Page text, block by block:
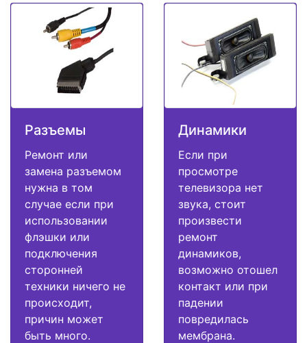
Разъемы
Ремонт или
замена разъемом
нужна в том
случае если при
использовании
флэшки или
подключения
сторонней
техники ничего не
происходит,
причин может
быть много.
Динамики
Если при
просмотре
телевизора нет
звука, стоит
произвести
ремонт
динамиков,
возможно отошел
контакт или при
падении
повредилась
мембрана.